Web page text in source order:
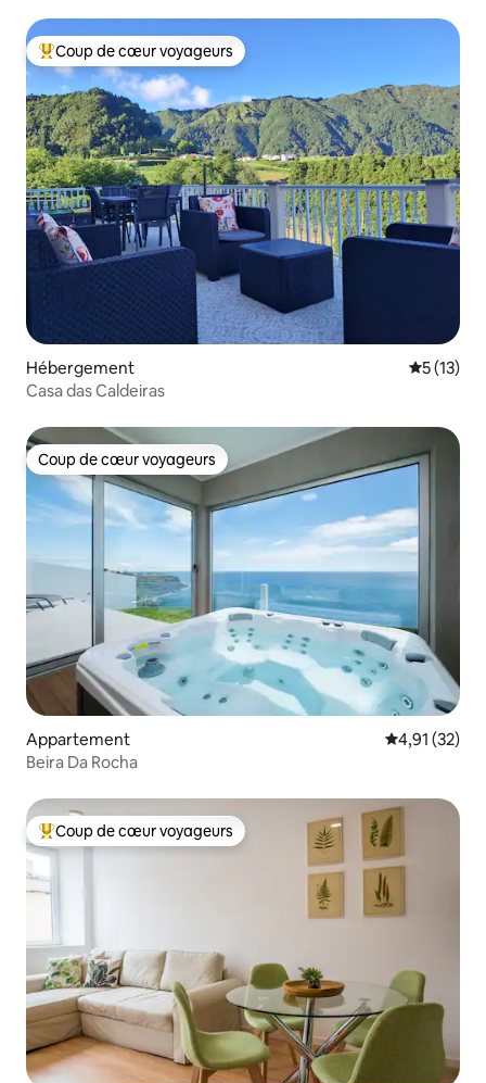
Coups de cœur voyageurs les plus appréciés
Coup de cœur voyageurs
Hébergement
5 (13)
Casa das Caldeiras
Coup de cœur voyageurs
Coup de cœur voyageurs
Appartement Évaluation
4,91 (32)
Beira Da Rocha
Coups de cœur voyageurs les plus appréciés
Coup de cœur voyageurs